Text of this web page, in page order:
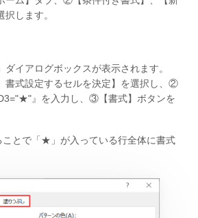
します。
ダイアログボックスが表示されます。
書式設定するセルを決定】を選択し、②
』を入力し、③【書式】ボタンを
ことで「★」が入っている行全体に書式